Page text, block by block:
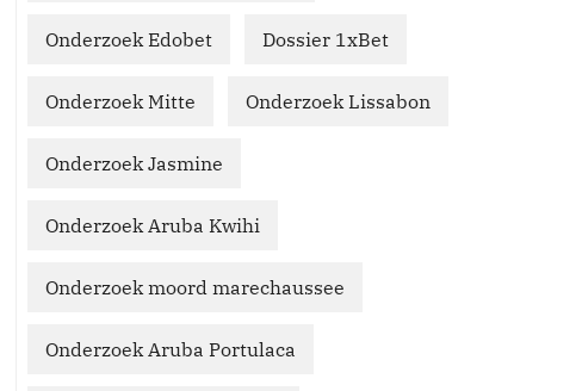
Onderzoek Edobet Dossier 1xBet
Onderzoek Mitte Onderzoek Lissabon
Onderzoek Jasmine
Onderzoek Aruba Kwihi
Onderzoek moord marechaussee
Onderzoek Aruba Portulaca